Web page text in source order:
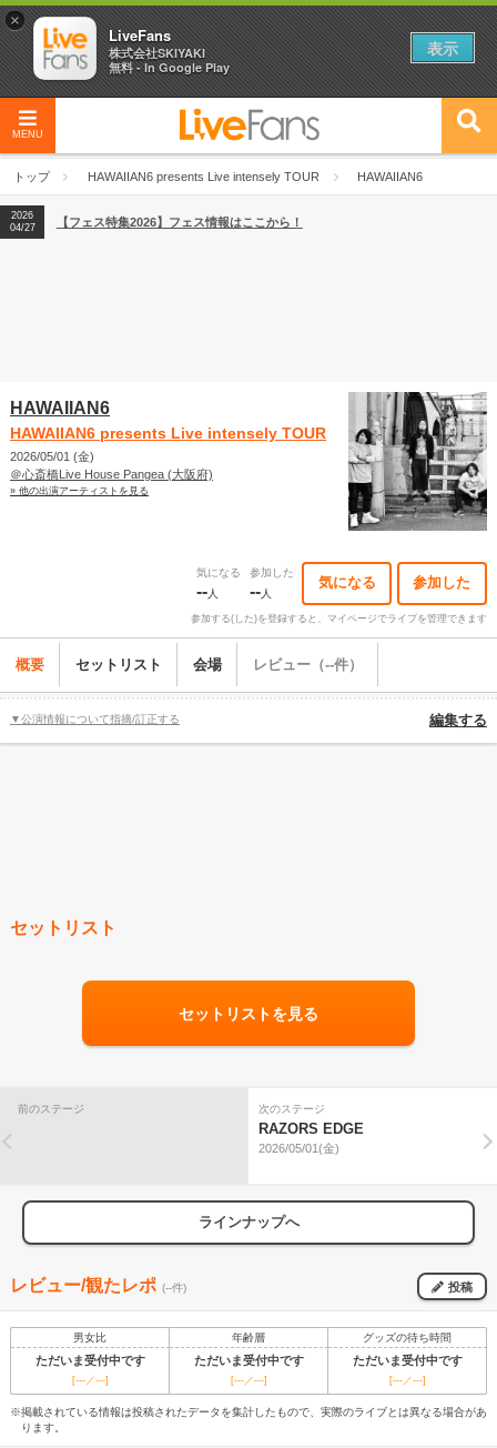
MENU
トップ HAWAIIAN6 presents Live intensely TOUR HAWAIIAN6
2026
04/27
2026
【ライブ動員ランキング】2026年上半期編発表！
2026
04/27
【フェス特集2026】フェス情報はここから！
HAWAIIAN6
HAWAIIAN6 presents Live intensely TOUR
2026/05/01 (金)
＠心斎橋Live House Pangea (大阪府)
» 他の出演アーティストを見る
気になる
--人
参加した
--人
気になる 参加した
参加する(した)を登録すると、マイページでライブを管理できます
概要 セットリスト 会場 レビュー（--件）
▼公演情報について指摘/訂正する 編集する
セットリスト
セットリストを見る
前のステージ 次のステージ
RAZORS EDGE
2026/05/01(金)
ラインナップへ
レビュー/観たレポ (--件) 投稿
男女比 年齢層 グッズの待ち時間
ただいま受付中です ただいま受付中です ただいま受付中です
[---／---] [---／---] [---／---]
※掲載されている情報は投稿されたデータを集計したもので、実際のライブとは異なる場合があ
ります。
×
LiveFans
株式会社SKIYAKI
無料 - In Google Play
表示